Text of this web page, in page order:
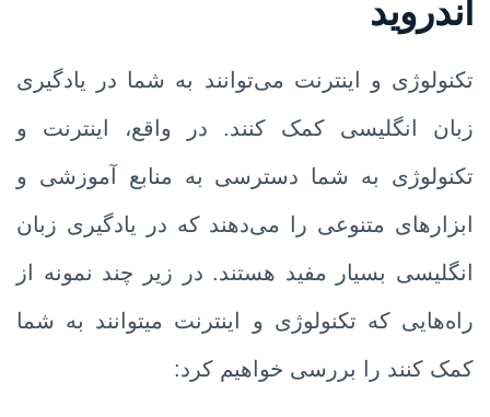
اندروید
تکنولوژی و اینترنت می‌توانند به شما در یادگیری
زبان انگلیسی کمک کنند. در واقع، اینترنت و
تکنولوژی به شما دسترسی به منابع آموزشی و
ابزارهای متنوعی را می‌دهند که در یادگیری زبان
انگلیسی بسیار مفید هستند. در زیر چند نمونه از
راه‌هایی که تکنولوژی و اینترنت میتوانند به شما
کمک ‌کنند را بررسی خواهیم کرد: